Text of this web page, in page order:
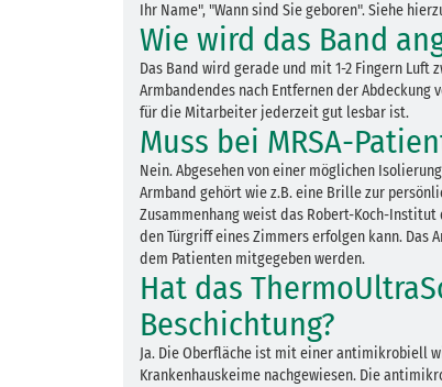
Ihr Name", "Wann sind Sie geboren". Siehe
Wie wird das Band
Das Band wird gerade und mit 1-2 Fingern
Armbandendes nach Entfernen der
für die Mitarbeiter jederzeit gut lesbar ist.
Muss bei MRSA-
Nein. Abgesehen von einer möglichen
Armband gehört wie z.B. eine Brille zur
Zusammenhang weist das Robert-Koch-
den Türgriff eines Zimmers erfolgen kann. Das
dem Patienten mitgegeben werden.
Hat das
Beschichtung?
Ja. Die Oberfläche ist mit einer antimikrobiell
Krankenhauskeime nachgewiesen. Die